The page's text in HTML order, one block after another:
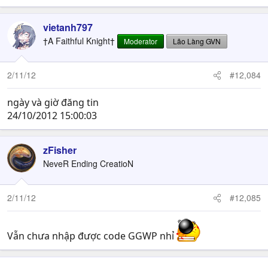
vietanh797
†A Faithful Knight† Moderator Lão Làng GVN
2/11/12 #12,084
ngày và giờ đăng tin
24/10/2012 15:00:03
zFisher
NeveR Ending CreatioN
2/11/12 #12,085
Vẫn chưa nhập được code GGWP nhỉ